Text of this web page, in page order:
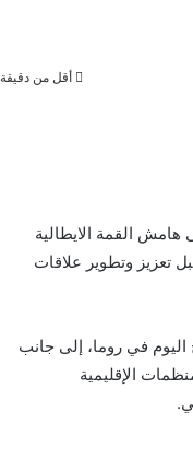
أقل من دقيقة
هامش القمة الايطالية
تعزيز وتطوير علاقات
اليوم في روما، إلى جانب
والمنظمات الإقليمية